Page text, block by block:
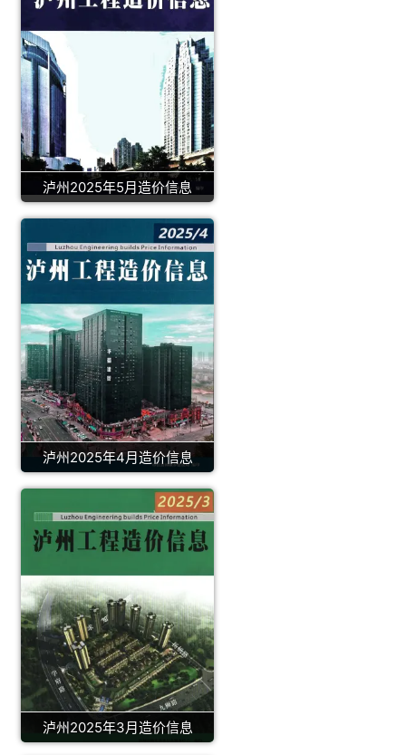
泸州2025年5月造价信息
泸州2025年4月造价信息
泸州2025年3月造价信息